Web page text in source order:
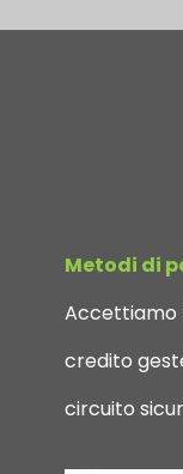
Metodi di
Accettiamo
credito
circuito